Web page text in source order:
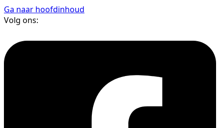
Ga naar hoofdinhoud
Volg ons: